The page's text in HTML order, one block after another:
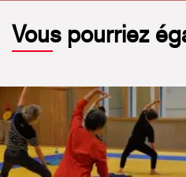
Vous pourriez